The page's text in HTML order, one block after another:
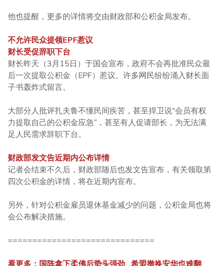
他也提醒，更多的详情将交由财政部和公积金局发布。
不允许民众提领EPF惹议
财长受促辞职下台
财长昨天（3月15日）于国会宣布，政府不会再批准民众最
后一次提取公积金（EPF）惹议。许多网民纷纷涌入财长面
子书轰炸式留言。
大部分人批评扎夫鲁不懂民间疾苦，甚至捍卫说“会员有权
力提取自己的公积金应急”，甚至有人促请部长，为无法满
足人民需求辞职下台。
财政部发文告近期内公布详情
记者会结束不久后，财政部随后也发文告宣布，有关领取第
四次公积金的详情，将在近期内宣布。
另外，针对公积金雇员退休基金减少的问题，公积金局也将
会公布解决措施。
==========​==========​==========
看更多： 国阵拿下柔佛后势头强劲 希盟撤换安华也难翻